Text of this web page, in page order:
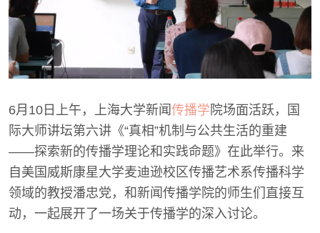
6月10日上午，上海大学新闻 传播学 院场面活跃，国
际大师讲坛第六讲《“真相”机制与公共生活的重建
——探索新的传播学理论和实践命题》在此举行。来
自美国威斯康星大学麦迪逊校区传播艺术系传播科学
领域的教授潘忠党，和新闻传播学院的师生们直接互
动，一起展开了一场关于传播学的深入讨论。